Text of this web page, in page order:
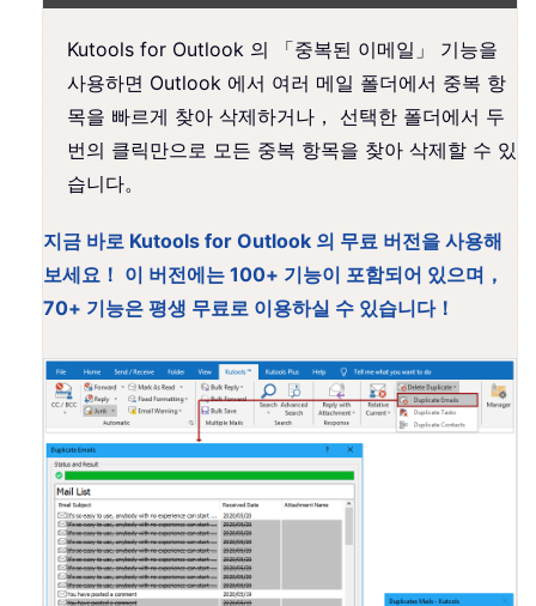
Kutools for Outlook 의 「중복된 이메일」 기능을
사용하면 Outlook 에서 여러 메일 폴더에서 중복 항
목을 빠르게 찾아 삭제하거나， 선택한 폴더에서 두
번의 클릭만으로 모든 중복 항목을 찾아 삭제할 수 있
습니다。
지금 바로 Kutools for Outlook 의 무료 버전을 사용해
보세요！ 이 버전에는 100+ 기능이 포함되어 있으며，
70+ 기능은 평생 무료로 이용하실 수 있습니다！